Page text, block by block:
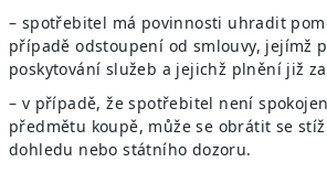
– spotřebitel má povinnosti uhradit
případě odstoupení od smlouvy, jejímž
poskytování služeb a jejichž plnění již
– v případě, že spotřebitel není
předmětu koupě, může se obrátit se
dohledu nebo státního dozoru.